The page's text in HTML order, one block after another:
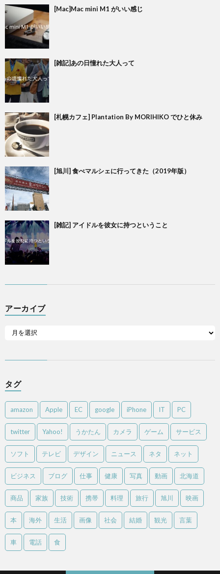
[Mac]Mac mini M1 がいい感じ
[雑記]あの日憧れた大人って
[札幌カフェ] Plantation By MORIHIKO でひと休み
[旭川] 食べマルシェに行ってきた（2019年版）
[雑記] アイドルを彼女に持つということ
アーカイブ
タグ
amazon Apple EC google iPhone IT PC
twitter Yahoo! うかたん カメラ ゲーム サービス
ソフト テレビ デザイン ニュース ネタ ネット
ビジネス ブログ 仕事 健康 写真 動画 北海道
商品 家族 技術 携帯 料理 旅行 旭川 映画
本 海外 生活 画像 社会 結婚 観光 言葉
車 電話 食